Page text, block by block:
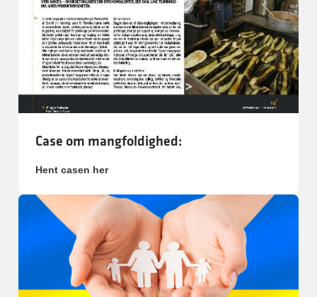
Case om mangfoldighed:
Hent casen her